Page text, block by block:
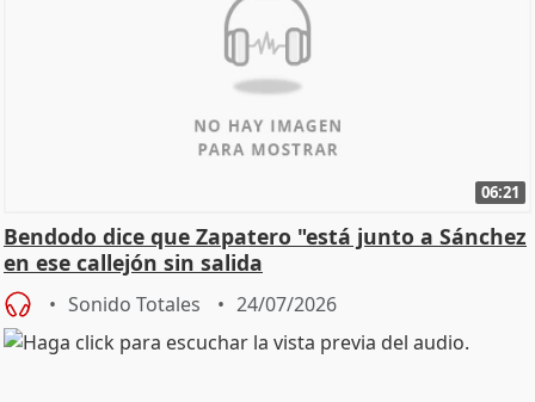
06:21
Bendodo dice que Zapatero "está junto a Sánchez
en ese callejón sin salida
Sonido Totales 24/07/2026